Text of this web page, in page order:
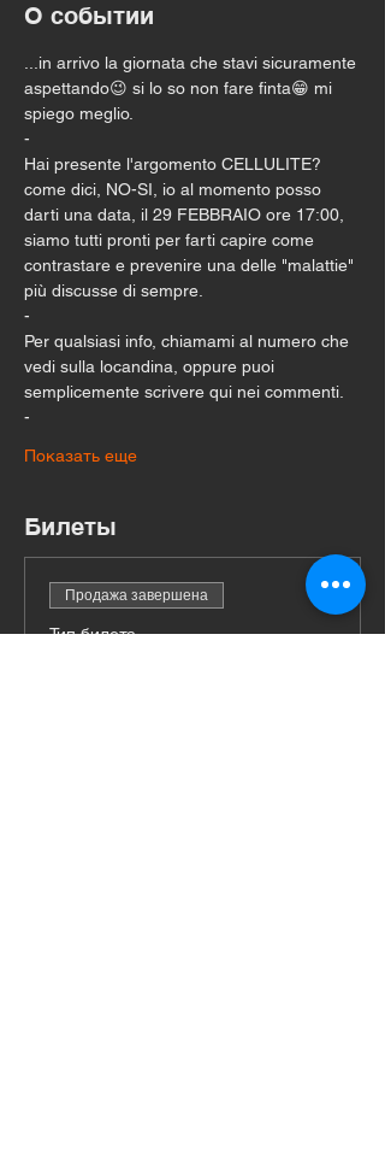
О событии
...in arrivo la giornata che stavi sicuramente
aspettando😉 si lo so non fare finta😁 mi
spiego meglio.
-
Hai presente l'argomento CELLULITE?
come dici, NO-SI, io al momento posso
darti una data, il 29 FEBBRAIO ore 17:00,
siamo tutti pronti per farti capire come
contrastare e prevenire una delle "malattie"
più discusse di sempre.
-
Per qualsiasi info, chiamami al numero che
vedi sulla locandina, oppure puoi
semplicemente scrivere qui nei commenti.
-
Показать еще
Билеты
Продажа завершена
Тип билета